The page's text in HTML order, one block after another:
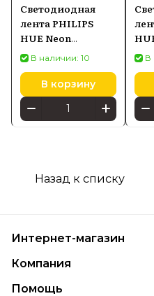
Светодиодная
лента PHILIPS
HUE Neon
Gradient Outdoor
Lightstrip
8721103088734
В наличии: 10
В корзину
В
Назад к списку
Интернет-магазин
Компания
Помощь